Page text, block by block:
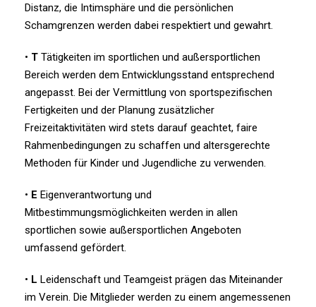
Distanz, die Intimsphäre und die persönlichen
Schamgrenzen werden dabei respektiert und gewahrt.
• T Tätigkeiten im sportlichen und außersportlichen
Bereich werden dem Entwicklungsstand entsprechend
angepasst. Bei der Vermittlung von sportspezifischen
Fertigkeiten und der Planung zusätzlicher
Freizeitaktivitäten wird stets darauf geachtet, faire
Rahmenbedingungen zu schaffen und altersgerechte
Methoden für Kinder und Jugendliche zu verwenden.
• E Eigenverantwortung und
Mitbestimmungsmöglichkeiten werden in allen
sportlichen sowie außersportlichen Angeboten
umfassend gefördert.
• L Leidenschaft und Teamgeist prägen das Miteinander
im Verein. Die Mitglieder werden zu einem angemessenen